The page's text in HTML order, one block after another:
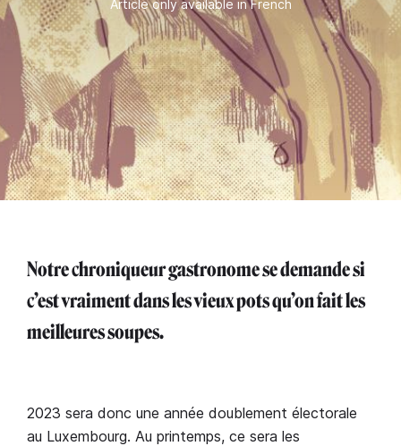
Article only available in French
Notre chroniqueur gastronome se demande si
c’est vraiment dans les vieux pots qu’on fait les
meilleures soupes.
2023 sera donc une année doublement électorale
au Luxembourg. Au printemps, ce sera les